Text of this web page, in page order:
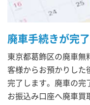
廃車手続きが完
東京都葛飾区の廃車
客様からお預かりした
完了します。廃車の
お振込み口座へ廃車買